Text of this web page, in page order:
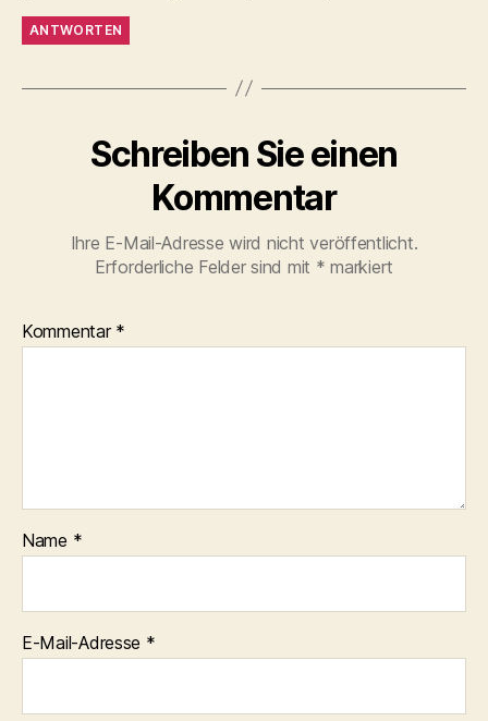
ANTWORTEN
Schreiben Sie einen
Kommentar
Ihre E-Mail-Adresse wird nicht veröffentlicht.
Erforderliche Felder sind mit * markiert
Kommentar *
Name *
E-Mail-Adresse *